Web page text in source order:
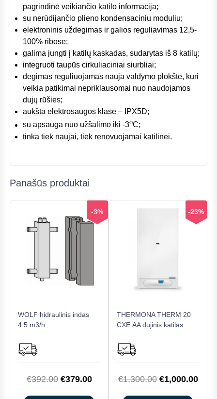
pagrindinė veikiančio katilo informacija;
su nerūdijančio plieno kondensaciniu moduliu;
elektroninis uždegimas ir galios reguliavimas 12,5-
100% ribose;
galima jungti į katilų kaskadas, sudarytas iš 8 katilų;
integruoti taupūs cirkuliaciniai siurbliai;
degimas reguliuojamas nauja valdymo plokšte, kuri
veikia patikimai nepriklausomai nuo naudojamos
dujų rūšies;
aukšta elektrosaugos klasė – IPX5D;
su apsauga nuo užšalimo iki -3oC;
tinka tiek naujai, tiek renovuojamai katilinei.
Panašūs produktai
-3%
WOLF hidraulinis indas
4.5 m3/h
€392.00 Original
€379.00Current
-23%
THERMONA THERM 20
CXE.AA dujinis katilas
€1,300.00 Original
€1,000.00